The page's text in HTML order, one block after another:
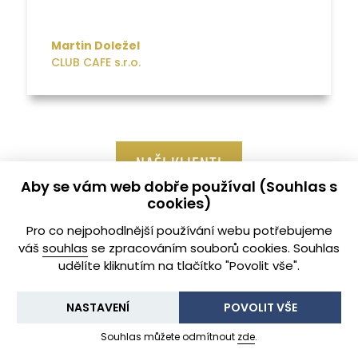
Martin Doležel
CLUB CAFE s.r.o.
NAŠI KLIENTI

Vaši pohledávku posoudíme rychle a
Aby se vám web dobře používal (Souhlas s
cookies)
Pro co nejpohodlnější používání webu potřebujeme
váš souhlas se zpracováním souborů cookies. Souhlas
udělíte kliknutím na tlačítko "Povolit vše".
POVOLIT VŠE
NASTAVENÍ
Souhlas můžete odmítnout zde.